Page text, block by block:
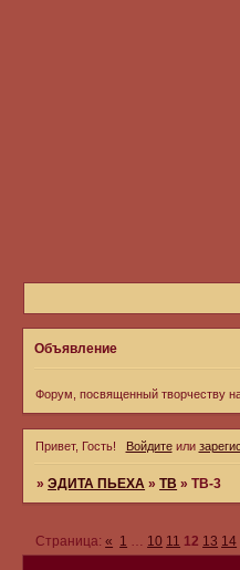
Объявление
Форум, посвященный творчеству
Привет, Гость! Войдитеили
»ЭДИТА ПЬЕХА »ТВ »ТВ-3
Страница:« 1 10 11 12 13 14